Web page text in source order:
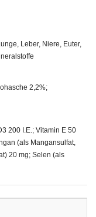
Leber, Niere, Euter,
2,2%;
200 I.E.; Vitamin E 50
(als Mangansulfat,
20 mg; Selen (als